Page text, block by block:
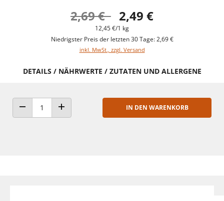
2,69 € 2,49 €
12,45 €/1 kg
Niedrigster Preis der letzten 30 Tage: 2,69 €
inkl. MwSt., zzgl. Versand
DETAILS / NÄHRWERTE / ZUTATEN UND ALLERGENE
ANZAHL VERRINGERNANZAHL ERHÖHEN
IN DEN WARENKORB